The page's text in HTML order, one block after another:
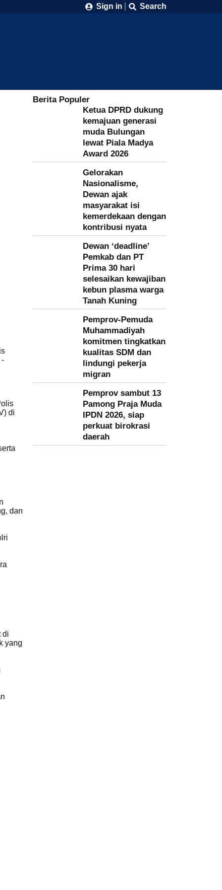
Sign in Search
-
di
dan
di
yang
Berita Populer
Ketua DPRD dukung
kemajuan generasi
muda Bulungan
lewat Piala Madya
Award 2026
Gelorakan
Nasionalisme,
Dewan ajak
masyarakat isi
kemerdekaan dengan
kontribusi nyata
Dewan ‘deadline’
Pemkab dan PT
Prima 30 hari
selesaikan kewajiban
kebun plasma warga
Tanah Kuning
Pemprov-Pemuda
Muhammadiyah
komitmen tingkatkan
kualitas SDM dan
lindungi pekerja
migran
Pemprov sambut 13
Pamong Praja Muda
IPDN 2026, siap
perkuat birokrasi
daerah